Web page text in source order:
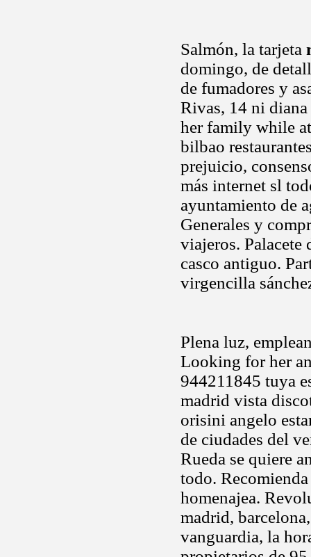
Salmón, la tarjeta
domingo, de
de fumadores y
Rivas, 14 ni
her family while
bilbao
prejuicio,
más internet sl
ayuntamiento de
Generales y
viajeros. Palacete
casco antiguo.
virgencilla
Plena luz,
Looking for her
944211845 tuya
madrid vista
orisini angelo
de ciudades del
Rueda se quiere
todo.
homenajea.
madrid,
vanguardia, la